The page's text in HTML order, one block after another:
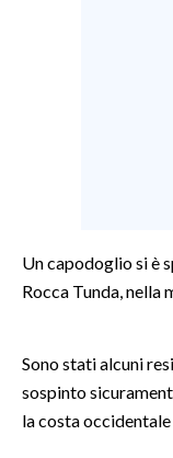
GOSSIP
SARDEGNA TURISMO
Un capodoglio si è
Rocca Tunda, nella
Sono stati alcuni
sospinto
la costa